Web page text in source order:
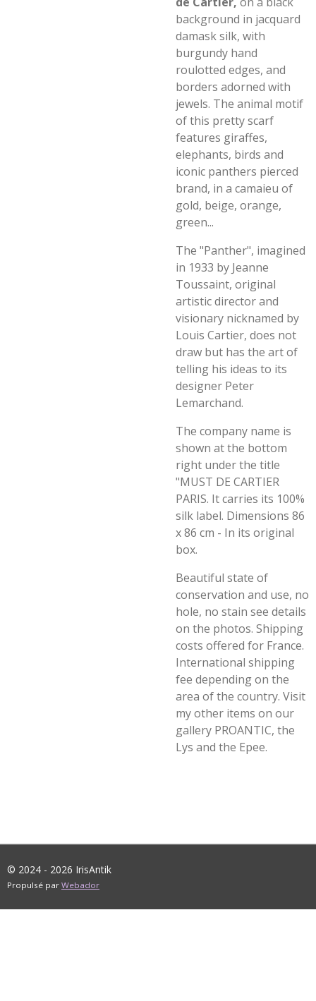
background in jacquard
damask silk, with
burgundy hand
roulotted edges, and
borders adorned with
jewels. The animal motif
of this pretty scarf
features giraffes,
elephants, birds and
iconic panthers pierced
brand, in a camaieu of
gold, beige, orange,
green...
The "Panther", imagined
in 1933 by Jeanne
Toussaint, original
artistic director and
visionary nicknamed by
Louis Cartier, does not
draw but has the art of
telling his ideas to its
designer Peter
Lemarchand.
The company name is
shown at the bottom
right under the title
"MUST DE CARTIER
PARIS. It carries its 100%
silk label. Dimensions 86
x 86 cm - In its original
box.
Beautiful state of
conservation and use, no
hole, no stain see details
on the photos. Shipping
costs offered for France.
International shipping
fee depending on the
area of the country. Visit
my other items on our
gallery PROANTIC, the
Lys and the Epee.
© 2024 - 2026 IrisAntik
Propulsé par Webador